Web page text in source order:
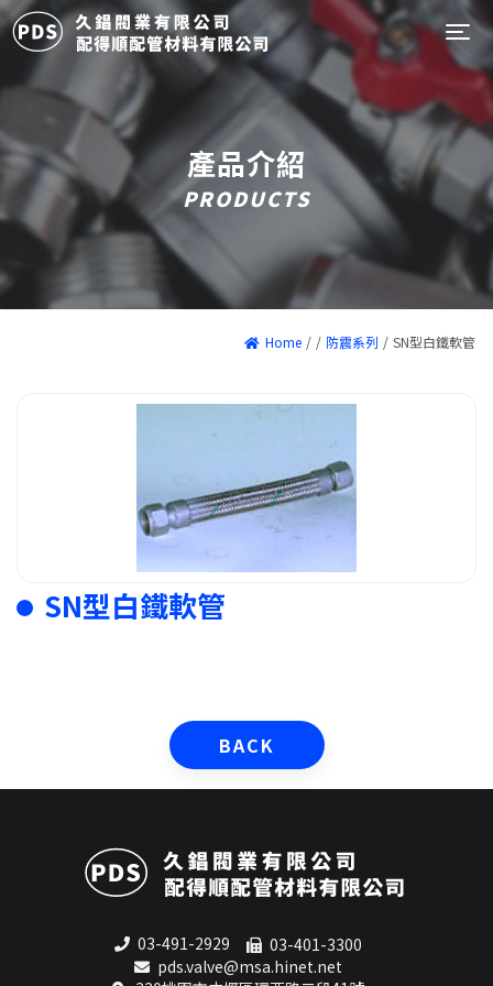
產品介紹
PRODUCTS
Home / / 防震系列 / SN型白鐵軟管
SN型白鐵軟管
BACK
03-491-2929
03-401-3300
pds.valve@msa.hinet.net